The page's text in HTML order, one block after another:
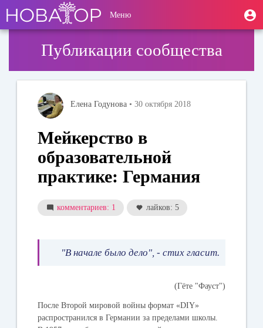
основному
содержанию
User
account
Меню
Публикации сообщества
Елена Годунова • 30 октября 2018
Мейкерство в
образовательной
практике: Германия
комментариев: 1 лайков: 5
"В начале было дело", - стих гласит.
(Гёте "Фауст")
После Второй мировой войны формат «DIY»
распространился в Германии за пределами школы.